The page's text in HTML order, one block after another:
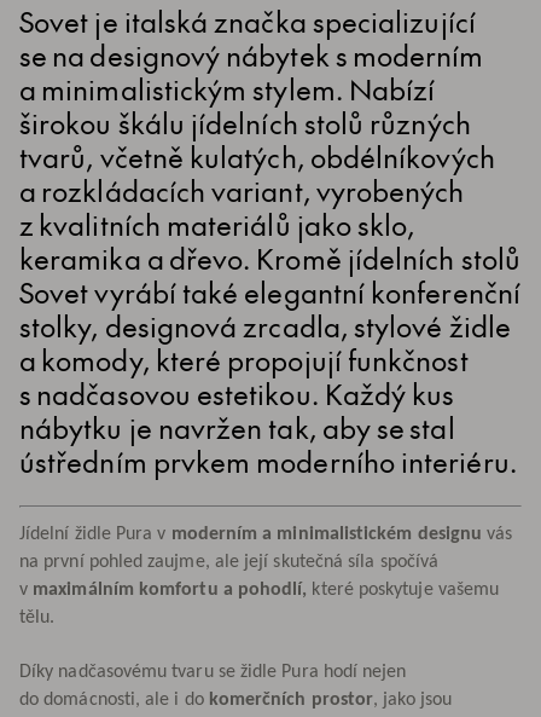
Sovet je italská značka specializující
se na designový nábytek s moderním
a minimalistickým stylem. Nabízí
širokou škálu jídelních stolů různých
tvarů, včetně kulatých, obdélníkových
a rozkládacích variant, vyrobených
z kvalitních materiálů jako sklo,
keramika a dřevo. Kromě jídelních stolů
Sovet vyrábí také elegantní konferenční
stolky, designová zrcadla, stylové židle
a komody, které propojují funkčnost
s nadčasovou estetikou. Každý kus
nábytku je navržen tak, aby se stal
ústředním prvkem moderního interiéru.
Jídelní židle Pura v moderním a minimalistickém designu vás
na první pohled zaujme, ale její skutečná síla spočívá
v maximálním komfortu a pohodlí, které poskytuje vašemu
tělu.
Díky nadčasovému tvaru se židle Pura hodí nejen
do domácnosti, ale i do komerčních prostor, jako jsou